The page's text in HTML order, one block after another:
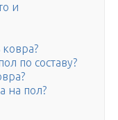
и
по составу?
на пол?